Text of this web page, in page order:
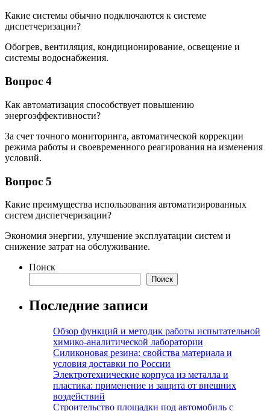
Какие системы обычно подключаются к системе
диспетчеризации?
Обогрев, вентиляция, кондиционирование, освещение и
системы водоснабжения.
Вопрос 4
Как автоматизация способствует повышению
энергоэффективности?
За счет точного мониторинга, автоматической коррекции
режима работы и своевременного реагирования на изменения
условий.
Вопрос 5
Какие преимущества использования автоматизированных
систем диспетчеризации?
Экономия энергии, улучшение эксплуатации систем и
снижение затрат на обслуживание.
Поиск
Поиск
Последние записи
Обзор функций и методик работы испытательной
химико-аналитической лаборатории
Силиконовая резина: свойства материала и
условия доставки по России
Электротехнические корпуса из металла и
пластика: применение и защита от внешних
воздействий
Строительство площадки под автомобиль с